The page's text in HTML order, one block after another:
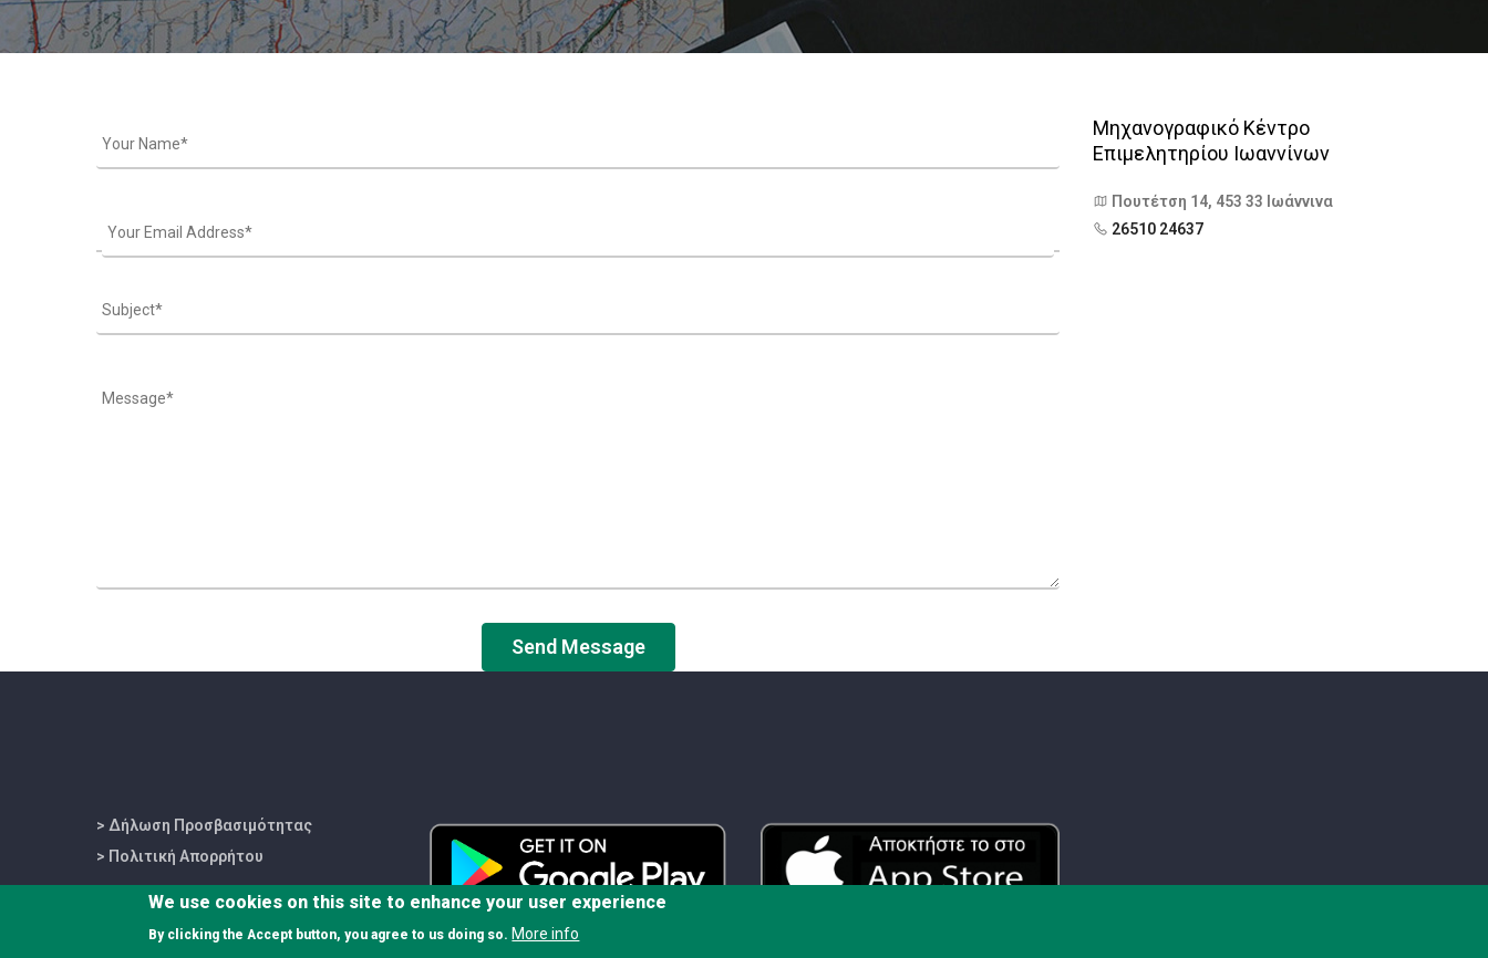
Μηχανογραφικό Κέντρο
Επιμελητηρίου Ιωαννίνων
Πουτέτση 14, 453 33 Ιωάννινα
26510 24637
> Δήλωση Προσβασιμότητας
> Πολιτική Απορρήτου
We use cookies on this site to enhance your user experience
By clicking the Accept button, you agree to us doing so. More info